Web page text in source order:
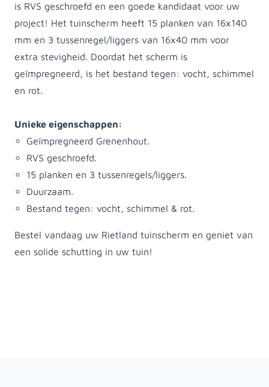
is RVS geschroefd en een goede kandidaat voor uw
project! Het tuinscherm heeft 15 planken van 16x140
mm en 3 tussenregel/liggers van 16x40 mm voor
extra stevigheid. Doordat het scherm is
geïmpregneerd, is het bestand tegen: vocht, schimmel
en rot.
Unieke eigenschappen:
Geïmpregneerd Grenenhout.
RVS geschroefd.
15 planken en 3 tussenregels/liggers.
Duurzaam.
Bestand tegen: vocht, schimmel & rot.
Bestel vandaag uw Rietland tuinscherm en geniet van
een solide schutting in uw tuin!